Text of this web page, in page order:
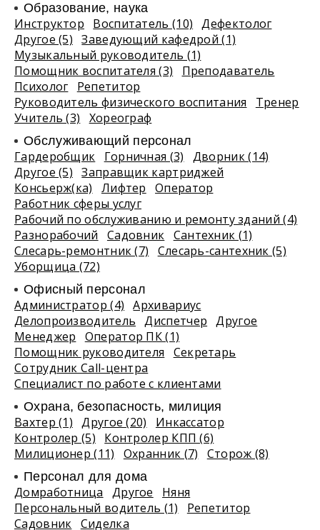
Образование, наука
Инструктор Воспитатель (10)
Дефектолог
Другое (5)
Заведующий кафедрой (1)
Музыкальный руководитель (1)
Помощник воспитателя (3)
Преподаватель
Психолог
Репетитор
Руководитель физического воспитания
Тренер
Учитель (3)
Хореограф
Обслуживающий персонал
Гардеробщик Горничная (3)
Дворник (14)
Другое (5)
Заправщик картриджей
Консьерж(ка)
Лифтер
Оператор
Работник сферы услуг
Рабочий по обслуживанию и ремонту зданий (4)
Разнорабочий
Садовник Сантехник (1)
Слесарь-ремонтник (7)
Слесарь-сантехник (5)
Уборщица (72)
Офисный персонал
Администратор (4)
Архивариус
Делопроизводитель
Диспетчер
Другое
Менеджер
Оператор ПК (1)
Помощник руководителя
Секретарь
Сотрудник Call-центра
Специалист по работе с клиентами
Охрана, безопасность, милиция
Вахтер (1) Другое (20)
Инкассатор
Контролер (5)
Контролер КПП (6)
Милиционер (11)
Охранник (7) Сторож (8)
Персонал для дома
Домработница Другое
Няня
Персональный водитель (1)
Репетитор
Садовник Сиделка